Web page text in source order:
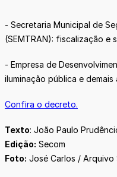
- Secretaria Municipal de
(SEMTRAN): fiscalização e
- Empresa de
iluminação pública e demais
Confira o decreto.
Texto: João Paulo
Edição: Secom
Foto: José Carlos / Arquivo